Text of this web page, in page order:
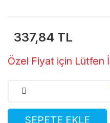
337,84 TL
Özel Fiyat için Lütfen
SEPETE EKLE